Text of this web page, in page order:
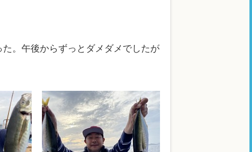
。午後からずっとダメダメでしたが